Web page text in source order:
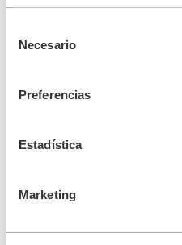
Necesario
Preferencias
Estadística
Marketing
El filtro autolimpiante